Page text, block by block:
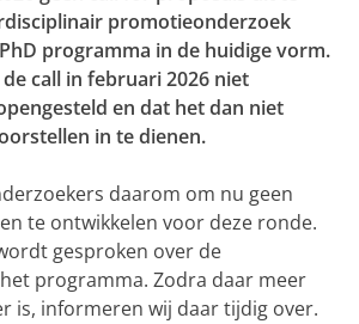
promotieonderzoek
programma in de huidige vorm.
call in februari 2026 niet
en dat het dan niet
in te dienen.
daarom om nu geen
te ontwikkelen voor deze ronde.
gesproken over de
programma. Zodra daar meer
is, informeren wij daar tijdig over.